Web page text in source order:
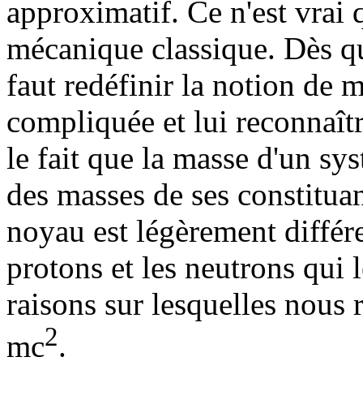
approximatif. Ce n'est vrai
mécanique classique. Dès
faut redéfinir la notion de
compliquée et lui
le fait que la masse d'un
des masses de ses
noyau est légèrement
protons et les neutrons qui
raisons sur lesquelles
mc2.